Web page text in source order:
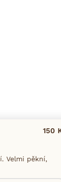
150
Velmi pěkní,